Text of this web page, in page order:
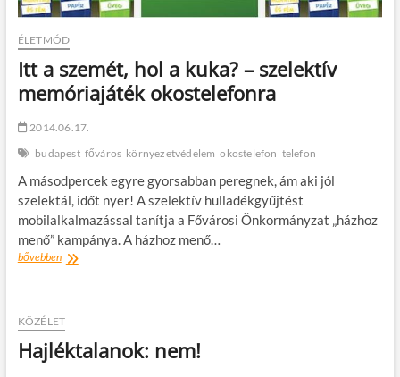
ÉLETMÓD
Itt a szemét, hol a kuka? – szelektív
memóriajáték okostelefonra
2014.06.17.
budapest főváros környezetvédelem okostelefon telefon
A másodpercek egyre gyorsabban peregnek, ám aki jól
szelektál, időt nyer! A szelektív hulladékgyűjtést
mobilalkalmazással tanítja a Fővárosi Önkormányzat „házhoz
menő” kampánya. A házhoz menő…
bővebbenItt
a
kuka?
–
KÖZÉLET
Hajléktalanok: nem!